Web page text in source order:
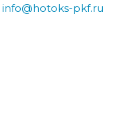
info@hotoks-pkf.ru